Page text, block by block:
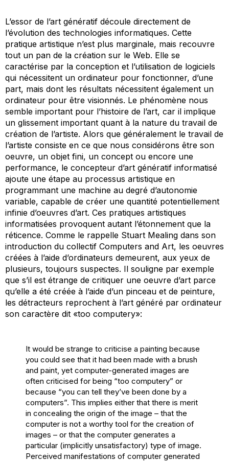
L’essor de l’art génératif découle directement de
l’évolution des technologies informatiques. Cette
pratique artistique n’est plus marginale, mais recouvre
tout un pan de la création sur le Web. Elle se
caractérise par la conception et l’utilisation de logiciels
qui nécessitent un ordinateur pour fonctionner, d’une
part, mais dont les résultats nécessitent également un
ordinateur pour être visionnés. Le phénomène nous
semble important pour l’histoire de l’art, car il implique
un glissement important quant à la nature du travail de
création de l’artiste. Alors que généralement le travail de
l’artiste consiste en ce que nous considérons être son
oeuvre, un objet fini, un concept ou encore une
performance, le concepteur d’art génératif informatisé
ajoute une étape au processus artistique en
programmant une machine au degré d’autonomie
variable, capable de créer une quantité potentiellement
infinie d’oeuvres d’art. Ces pratiques artistiques
informatisées provoquent autant l’étonnement que la
réticence. Comme le rappelle Stuart Mealing dans son
introduction du collectif Computers and Art, les oeuvres
créées à l’aide d’ordinateurs demeurent, aux yeux de
plusieurs, toujours suspectes. Il souligne par exemple
que s’il est étrange de critiquer une oeuvre d’art parce
qu’elle a été créée à l’aide d’un pinceau et de peinture,
les détracteurs reprochent à l’art généré par ordinateur
son caractère dit «too computery»:
It would be strange to criticise a painting because
you could see that it had been made with a brush
and paint, yet computer-generated images are
often criticised for being “too computery” or
because “you can tell they’ve been done by a
computers”. This implies either that there is merit
in concealing the origin of the image – that the
computer is not a worthy tool for the creation of
images – or that the computer generates a
particular (implicitly unsatisfactory) type of image.
Perceived manifestations of computer generated